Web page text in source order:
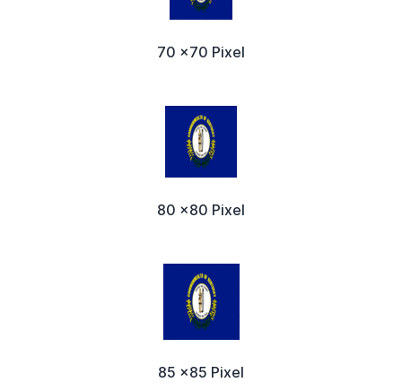
70 x70 Pixel
80 x80 Pixel
85 x85 Pixel